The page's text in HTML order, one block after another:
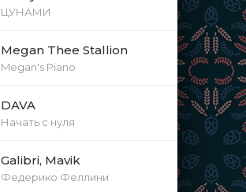
ЦУНАМИ
Megan Thee Stallion
Megan's Piano
DAVA
Начать с нуля
Galibri, Mavik
Федерико Феллини